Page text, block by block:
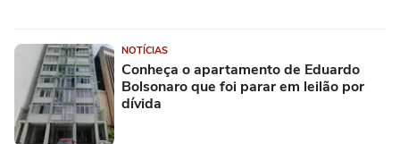
NOTÍCIAS
Conheça o apartamento de Eduardo
Bolsonaro que foi parar em leilão por
dívida